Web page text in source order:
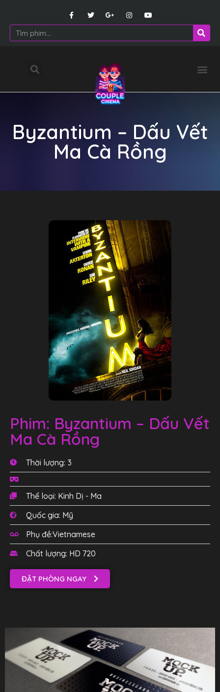
Byzantium – Dấu Vết
Ma Cà Rồng
Phim: Byzantium – Dấu Vết
Ma Cà Rồng
Thời lượng: 3
Thể loại: Kinh Dị - Ma
Quốc gia: Mỹ
Phụ đề:Vietnamese
Chất lượng: HD 720
ĐẶT PHÒNG NGAY